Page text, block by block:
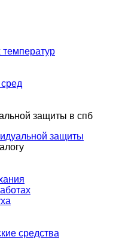
защиты
средства